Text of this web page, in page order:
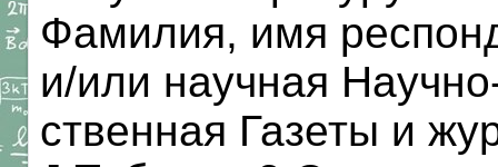
Фамилия, имя
и/или научная
ственная Газеты и